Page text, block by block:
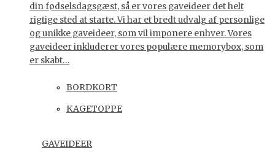
din fødselsdagsgæst, så er vores gaveideer det helt
rigtige sted at starte. Vi har et bredt udvalg af personlige
og unikke gaveideer, som vil imponere enhver. Vores
gaveideer inkluderer vores populære memorybox, som
er skabt…
BORDKORT
KAGETOPPE
GAVEIDEER